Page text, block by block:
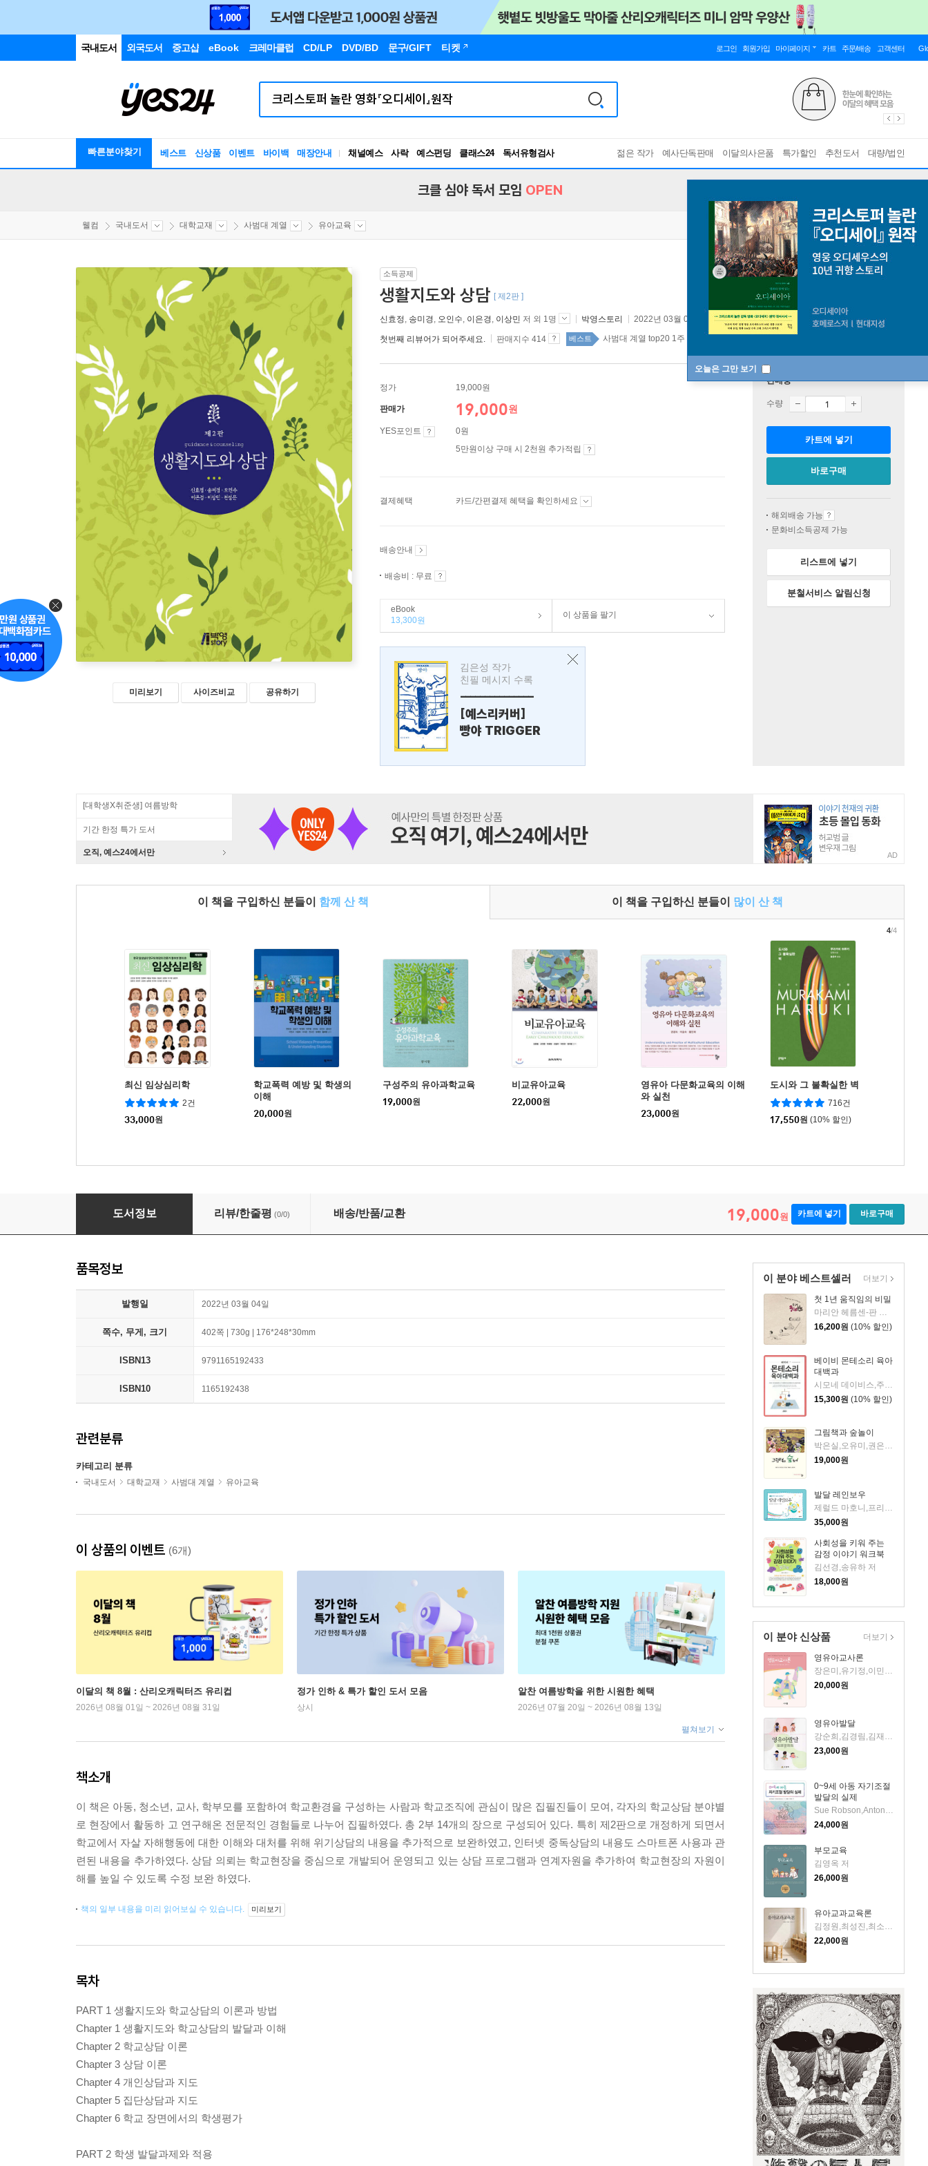
국내도서 외국도서 중고샵 eBook 크레마클럽 CD/LP DVD/BD 문구/GIFT 티켓 로그인 회원가입 마이페이지 카트 주문/배송 고객센터
빠른분야찾기 베스트 신상품 이벤트 바이백 매장안내 채널예스 사락 예스펀딩 클래스24
독서유형검사
RBTI Lab
젊은 작가 예사단독판매 이달의사은품 특가할인 추천도서 대량/법인
오늘은 그만 보기
크클 심야 독서 모임 OPEN
웰컴 국내도서 대학교재 사범대 계열 유아교육
미리보기 사이즈비교 공유하기
소득공제
생활지도와 상담 [ 제2판 ]
신효정, 송미경, 오인수, 이은경, 이상민 저 외 1명 박영스토리 2022년 03월 04일
첫번째 리뷰어가 되어주세요. 판매지수 414 베스트 사범대 계열 top20 1주
정가 19,000원
판매가 19,000원
YES포인트
0원
5만원이상 구매 시 2천원 추가적립
결제혜택 카드/간편결제 혜택을 확인하세요
배송안내
배송비 : 무료
eBook
13,300원
이 상품을 팔기
김은성 작가
친필 메시지 수록
---------------
[예스리커버]
빵야 TRIGGER
판매중
수량
카트에 넣기
바로구매
해외배송 가능
문화비소득공제 가능
리스트에 넣기
분철서비스 알림신청
[대학생X취준생] 여름방학
기간 한정 특가 도서
오직, 예스24에서만 AD
이 책을 구입하신 분들이 함께 산 책 이 책을 구입하신 분들이 많이 산 책
최신 임상심리학
2건
33,000원
학교폭력 예방 및 학생의
이해
20,000원
구성주의 유아과학교육
19,000원
비교유아교육
22,000원
영유아 다문화교육의 이해
와 실천
23,000원
도시와 그 불확실한 벽
716건
17,550원 (10% 할인)
4/4
생활지도와 상담
도서정보 리뷰/한줄평 (0/0) 배송/반품/교환 19,000원 카트에 넣기 바로구매
이 분야 베스트셀러
첫 1년 움직임의 비밀
마리안 헤름센-판 완로이 저
16,200원 (10% 할인)
베이비 몬테소리 육아
대백과
시모네 데이비스,주니파 우조다이크 공저/조은경 역/정이비 감수
15,300원 (10% 할인)
그림책과 숲놀이
19,000원
발달 레인보우
제럴드 마호니,프리다 마호니 공저/김정미 역
35,000원
사회성을 키워 주는
감정 이야기 워크북
김선경,송유하 저
18,000원
더보기
이 분야 신상품
영유아교사론
장은미,유기정,이민정,김수진,홍성숙,김호수,한승희 공저
20,000원
영유아발달
강순희,김경림,김재현 등저
23,000원
0~9세 아동 자기조절
발달의 실제
Sue Robson,Antonia Zachariou 공저/임정하,허자연 공역
24,000원
부모교육
김영옥 저
26,000원
유아교과교육론
김정원,최성진,최소린 저
22,000원
더보기
품목정보
발행일 2022년 03월 04일
쪽수, 무게, 크기 402쪽 | 730g | 176*248*30mm
ISBN13 9791165192433
ISBN10 1165192438
관련분류
카테고리 분류
국내도서 대학교재 사범대 계열 유아교육
이 상품의 이벤트 (6개)
이달의 책 8월 : 산리오캐릭터즈 유리컵
2026년 08월 01일 ~ 2026년 08월 31일
정가 인하 & 특가 할인 도서 모음
상시
알찬 여름방학을 위한 시원한 혜택
2026년 07월 20일 ~ 2026년 08월 13일
펼쳐보기
책소개
이 책은 아동, 청소년, 교사, 학부모를 포함하여 학교환경을 구성하는 사람과 학교조직에 관심이 많은 집필진들이 모여, 각자의 학교상담 분야별
로 현장에서 활동하 고 연구해온 전문적인 경험들로 나누어 집필하였다. 총 2부 14개의 장으로 구성되어 있다. 특히 제2판으로 개정하게 되면서
학교에서 자살 자해행동에 대한 이해와 대처를 위해 위기상담의 내용을 추가적으로 보완하였고, 인터넷 중독상담의 내용도 스마트폰 사용과 관
련된 내용을 추가하였다. 상담 의뢰는 학교현장을 중심으로 개발되어 운영되고 있는 상담 프로그램과 연계자원을 추가하여 학교현장의 자원이
해를 높일 수 있도록 수정 보완 하였다.
책의 일부 내용을 미리 읽어보실 수 있습니다. 미리보기
목차
PART 1 생활지도와 학교상담의 이론과 방법
Chapter 1 생활지도와 학교상담의 발달과 이해
Chapter 2 학교상담 이론
Chapter 3 상담 이론
Chapter 4 개인상담과 지도
Chapter 5 집단상담과 지도
Chapter 6 학교 장면에서의 학생평가
PART 2 학생 발달과제와 적용